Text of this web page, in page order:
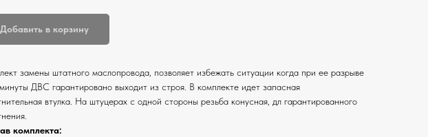
Добавить в корзину
замены штатного маслопровода, позволяет избежать ситуации когда при ее разрыве
ДВС гарантировано выходит из строя. В комплекте идет запасная
втулка. На штуцерах с одной стороны резьба конусная, дл гарантированного
комплекта: